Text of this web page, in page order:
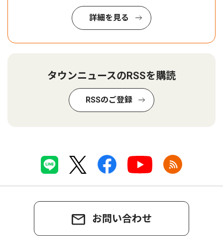
詳細を見る
タウンニュースのRSSを購読
RSSのご登録
お問い合わせ